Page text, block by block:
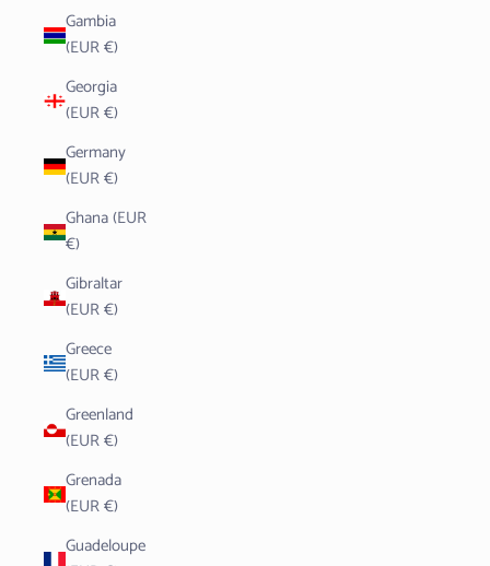
Gambia
(EUR €)
Georgia
(EUR €)
Germany
(EUR €)
Ghana (EUR
€)
Gibraltar
(EUR €)
Greece
(EUR €)
Greenland
(EUR €)
Grenada
(EUR €)
Guadeloupe